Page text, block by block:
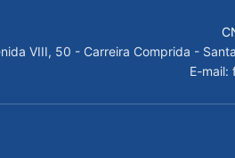
VIII, 50 - Carreira Comprida -
E-mail: